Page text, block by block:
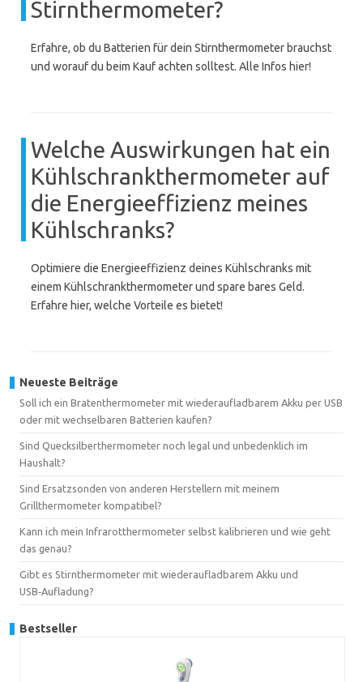
Stirnthermometer?
Erfahre, ob du Batterien für dein Stirnthermometer brauchst
und worauf du beim Kauf achten solltest. Alle Infos hier!
Welche Auswirkungen hat ein
Kühlschrankthermometer auf
die Energieeffizienz meines
Kühlschranks?
Optimiere die Energieeffizienz deines Kühlschranks mit
einem Kühlschrankthermometer und spare bares Geld.
Erfahre hier, welche Vorteile es bietet!
Neueste Beiträge
Soll ich ein Bratenthermometer mit wiederaufladbarem Akku per USB
oder mit wechselbaren Batterien kaufen?
Sind Quecksilberthermometer noch legal und unbedenklich im
Haushalt?
Sind Ersatzsonden von anderen Herstellern mit meinem
Grillthermometer kompatibel?
Kann ich mein Infrarotthermometer selbst kalibrieren und wie geht
das genau?
Gibt es Stirnthermometer mit wiederaufladbarem Akku und
USB‑Aufladung?
Bestseller